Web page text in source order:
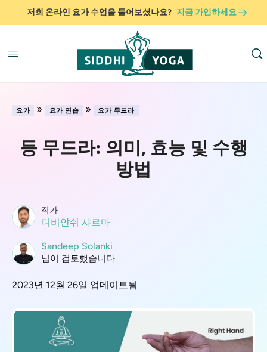
저희 온라인 요가 수업을 들어보셨나요? 지금 가입하세요
요가 » 요가 연습 » 요가 무드라
등 무드라: 의미, 효능 및 수행
방법
작가
디비얀쉬 샤르마
Sandeep Solanki
님이 검토했습니다.
2023년 12월 26일 업데이트됨